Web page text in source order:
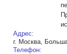
Адрес:
г. Москва,
Телефон: